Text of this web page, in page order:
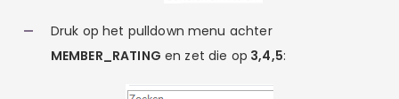
Druk op het pulldown menu achter
MEMBER_RATING en zet die op 3,4,5: